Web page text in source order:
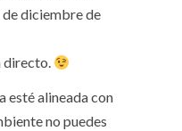
de diciembre de
directo.
esté alineada con
no puedes